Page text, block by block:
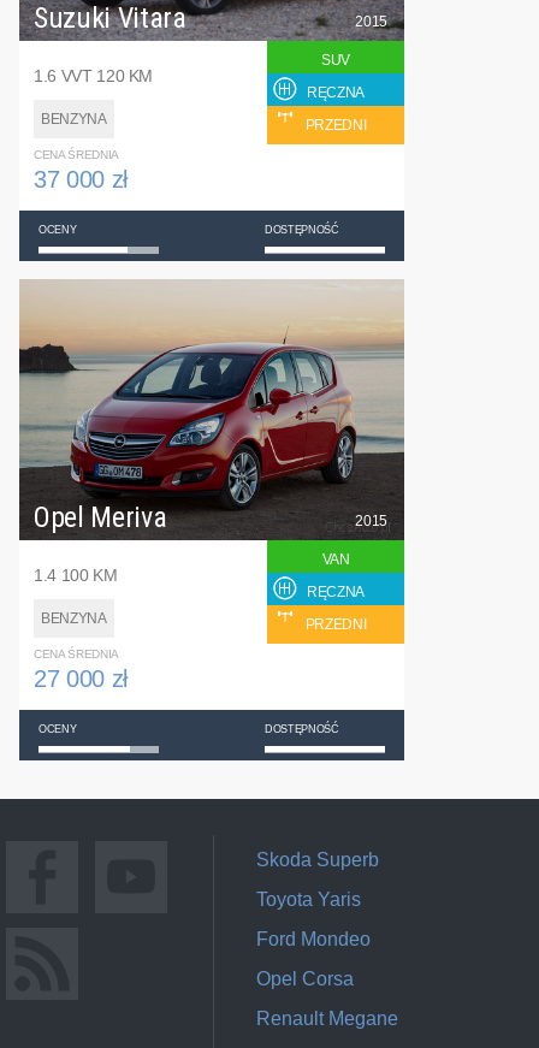
Suzuki Vitara
1.6 VVT 120 KM
BENZYNA
2015
SUV
RĘCZNA
PRZEDNI
CENA ŚREDNIA
37 000 zł
OCENY DOSTĘPNOŚĆ
Opel Meriva
1.4 100 KM
BENZYNA
2015
VAN
RĘCZNA
PRZEDNI
CENA ŚREDNIA
27 000 zł
OCENY DOSTĘPNOŚĆ
Skoda Superb
Toyota Yaris
Ford Mondeo
Opel Corsa
Renault Megane